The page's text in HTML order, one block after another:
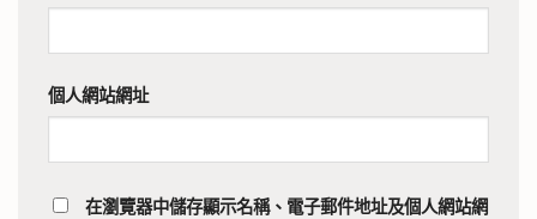
個人網站網址
在瀏覽器中儲存顯示名稱、電子郵件地址及個人網站網